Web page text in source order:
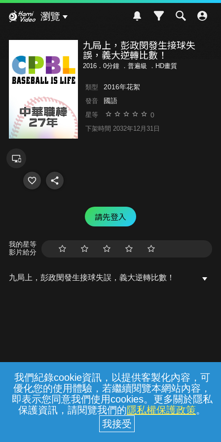
我們紀錄cookie資訊，以提供客製化內容，可
優化您的使用體驗，若繼續閱覽本網站內容，
即表示您同意我們使用cookies。更多關於隱私
保護資訊，請閱覽我們的隱私權保護政策。
瀏覽
九局上，彭政閔發生接球失
誤，義大逆轉比數！
2016．0分鐘 ． 普遍級 ．HD畫質
類型 2016年花絮
發音 國語
星等 0
下架時間 2032年12月31日
請先登入
我的星等
影片給分
九局上，彭政閔發生接球失誤，義大逆轉比數！
常見問題 線上客服 服務條款 隱私權保護
中華電信股份有限公司個人家庭分公司
(統一編號：96979949) © 2026
{{notifyMsg}}